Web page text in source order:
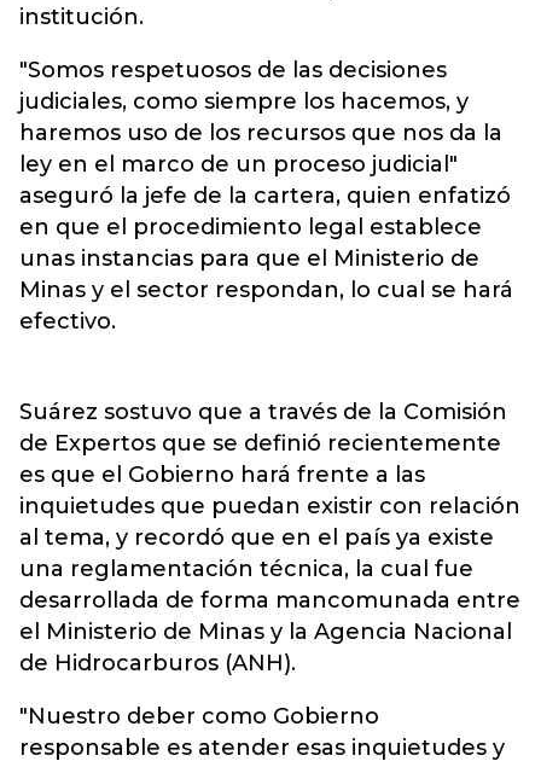
institución.
"Somos respetuosos de las decisiones
judiciales, como siempre los hacemos, y
haremos uso de los recursos que nos da la
ley en el marco de un proceso judicial"
aseguró la jefe de la cartera, quien enfatizó
en que el procedimiento legal establece
unas instancias para que el Ministerio de
Minas y el sector respondan, lo cual se hará
efectivo.
Suárez sostuvo que a través de la Comisión
de Expertos que se definió recientemente
es que el Gobierno hará frente a las
inquietudes que puedan existir con relación
al tema, y recordó que en el país ya existe
una reglamentación técnica, la cual fue
desarrollada de forma mancomunada entre
el Ministerio de Minas y la Agencia Nacional
de Hidrocarburos (ANH).
"Nuestro deber como Gobierno
responsable es atender esas inquietudes y